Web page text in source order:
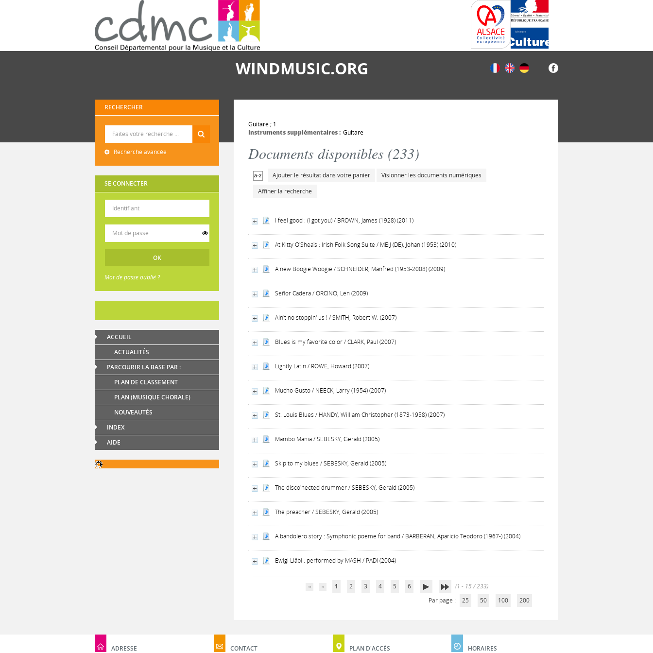
WINDMUSIC.ORG
RECHERCHER
Recherche avancée
SE CONNECTER
Mot de passe oublié ?
ACCUEIL
ACTUALITÉS
PARCOURIR LA BASE PAR :
PLAN DE CLASSEMENT
PLAN (MUSIQUE CHORALE)
NOUVEAUTÉS
INDEX
AIDE
Guitare ; 1
Instruments supplémentaires : Guitare
Documents disponibles (233)
Ajouter le résultat dans votre panier
Visionner les documents numériques
Affiner la recherche
I feel good : (I got you) / BROWN, James (1928) (2011)
At Kitty O'Shea's : Irish Folk Song Suite / MEIJ (DE), Johan (1953) (2010)
A new Boogie Woogie / SCHNEIDER, Manfred (1953-2008) (2009)
Señor Cadera / ORCINO, Len (2009)
Ain't no stoppin' us ! / SMITH, Robert W. (2007)
Blues is my favorite color / CLARK, Paul (2007)
Lightly Latin / ROWE, Howard (2007)
Mucho Gusto / NEECK, Larry (1954) (2007)
St. Louis Blues / HANDY, William Christopher (1873-1958) (2007)
Mambo Mania / SEBESKY, Gerald (2005)
Skip to my blues / SEBESKY, Gerald (2005)
The disco'nected drummer / SEBESKY, Gerald (2005)
The preacher / SEBESKY, Gerald (2005)
A bandolero story : Symphonic poeme for band / BARBERAN, Aparicio Teodoro (1967-) (2004)
Ewigi Liäbi : performed by MASH / PADI (2004)
1 2 3 4 5 6
(1 - 15 / 233)
Par page :
25 50 100 200
ADRESSE CONTACT PLAN D'ACCÈS HORAIRES